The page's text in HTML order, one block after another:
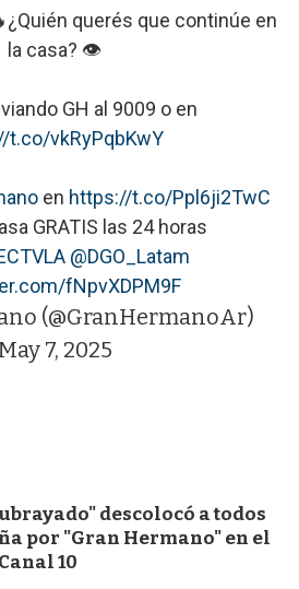
querés que continúe en
la casa? 👁️
GH al 9009 o en
t.co/vkRyPqbKwY
en https://t.co/Ppl6ji2TwC
GRATIS las 24 horas
@DGO_Latam
fNpvXDPM9F
(@GranHermanoAr)
May 7, 2025
descolocó a todos
por "Gran Hermano" en el
10